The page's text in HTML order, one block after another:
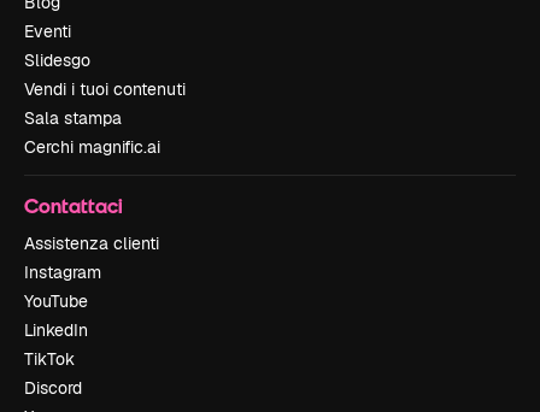
Eventi
Slidesgo
Vendi i tuoi contenuti
Sala stampa
Cerchi magnific.ai
Contattaci
Assistenza clienti
Instagram
YouTube
LinkedIn
TikTok
Discord